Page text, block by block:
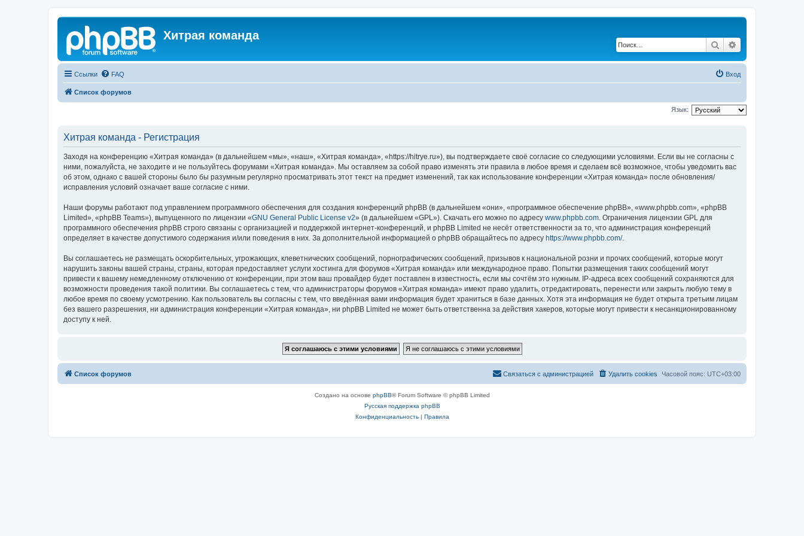
Хитрая команда
Поиск
Ссылки FAQ Вход
Список форумов
Язык:
Хитрая команда - Регистрация
Заходя на конференцию «Хитрая команда» (в дальнейшем «мы», «наш», «Хитрая команда», «https://hitrye.ru»), вы подтверждаете своё согласие со следующими условиями. Если вы не согласны с
ними, пожалуйста, не заходите и не пользуйтесь форумами «Хитрая команда». Мы оставляем за собой право изменять эти правила в любое время и сделаем всё возможное, чтобы уведомить вас
об этом, однако с вашей стороны было бы разумным регулярно просматривать этот текст на предмет изменений, так как использование конференции «Хитрая команда» после обновления/
исправления условий означает ваше согласие с ними.
Наши форумы работают под управлением программного обеспечения для создания конференций phpBB (в дальнейшем «они», «программное обеспечение phpBB», «www.phpbb.com», «phpBB
Limited», «phpBB Teams»), выпущенного по лицензии «GNU General Public License v2» (в дальнейшем «GPL»). Скачать его можно по адресу www.phpbb.com . Ограничения лицензии GPL для
программного обеспечения phpBB строго связаны с организацией и поддержкой интернет-конференций, и phpBB Limited не несёт ответственности за то, что администрация конференций
определяет в качестве допустимого содержания и/или поведения в них. За дополнительной информацией о phpBB обращайтесь по адресу https://www.phpbb.com/.
Вы соглашаетесь не размещать оскорбительных, угрожающих, клеветнических сообщений, порнографических сообщений, призывов к национальной розни и прочих сообщений, которые могут
нарушить законы вашей страны, страны, которая предоставляет услуги хостинга для форумов «Хитрая команда» или международное право. Попытки размещения таких сообщений могут
привести к вашему немедленному отключению от конференции, при этом ваш провайдер будет поставлен в известность, если мы сочтём это нужным. IP-адреса всех сообщений сохраняются для
возможности проведения такой политики. Вы соглашаетесь с тем, что администраторы форумов «Хитрая команда» имеют право удалить, отредактировать, перенести или закрыть любую тему в
любое время по своему усмотрению. Как пользователь вы согласны с тем, что введённая вами информация будет храниться в базе данных. Хотя эта информация не будет открыта третьим лицам
без вашего разрешения, ни администрация конференции «Хитрая команда», ни phpBB Limited не может быть ответственна за действия хакеров, которые могут привести к несанкционированному
доступу к ней.
Список форумов Часовой пояс: UTC+03:00
Удалить cookies
Связаться с администрацией
Создано на основе phpBB® Forum Software © phpBB Limited
Русская поддержка phpBB
Конфиденциальность| Правила